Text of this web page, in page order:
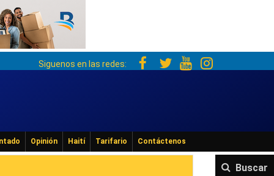
Siguenos en las redes:
Opinión Haití Tarifario Contáctenos
Buscar